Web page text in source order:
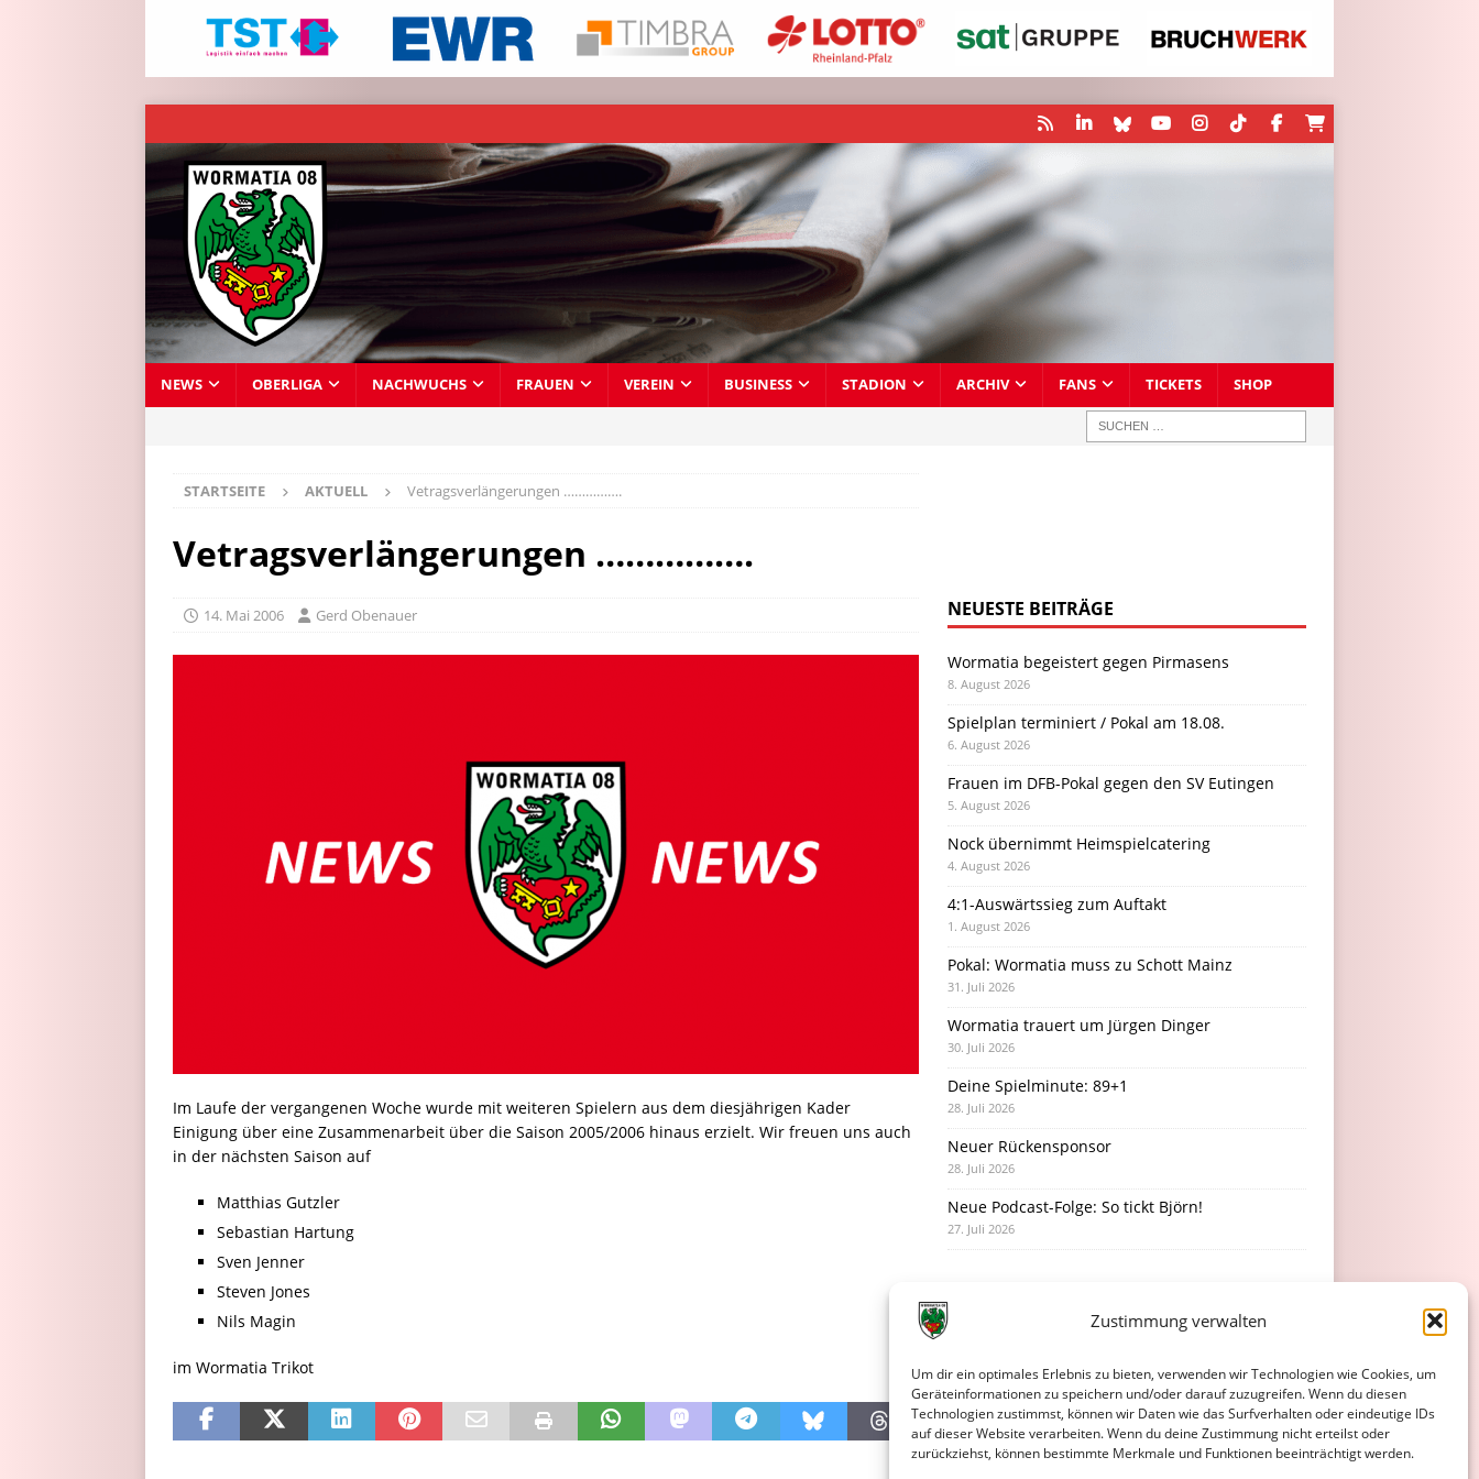
Zustimmung verwalten
Um dir ein optimales Erlebnis zu bieten, verwenden wir Technologien wie Cookies, um
Geräteinformationen zu speichern und/oder darauf zuzugreifen. Wenn du diesen
Technologien zustimmst, können wir Daten wie das Surfverhalten oder eindeutige IDs
auf dieser Website verarbeiten. Wenn du deine Zustimmung nicht erteilst oder
zurückziehst, können bestimmte Merkmale und Funktionen beeinträchtigt werden.
NEWS OBERLIGA NACHWUCHS FRAUEN VEREIN BUSINESS STADION ARCHIV FANS TICKETS SHOP
STARTSEITE AKTUELL Vetragsverlängerungen …………….
Vetragsverlängerungen …………….
14. Mai 2006 Gerd Obenauer
Im Laufe der vergangenen Woche wurde mit weiteren Spielern aus dem diesjährigen Kader
Einigung über eine Zusammenarbeit über die Saison 2005/2006 hinaus erzielt. Wir freuen uns auch
in der nächsten Saison auf
Matthias Gutzler
Sebastian Hartung
Sven Jenner
Steven Jones
Nils Magin
im Wormatia Trikot
NEUESTE BEITRÄGE
Wormatia begeistert gegen Pirmasens
8. August 2026
Spielplan terminiert / Pokal am 18.08.
6. August 2026
Frauen im DFB-Pokal gegen den SV Eutingen
5. August 2026
Nock übernimmt Heimspielcatering
4. August 2026
4:1-Auswärtssieg zum Auftakt
1. August 2026
Pokal: Wormatia muss zu Schott Mainz
31. Juli 2026
Wormatia trauert um Jürgen Dinger
30. Juli 2026
Deine Spielminute: 89+1
28. Juli 2026
Neuer Rückensponsor
28. Juli 2026
Neue Podcast-Folge: So tickt Björn!
27. Juli 2026